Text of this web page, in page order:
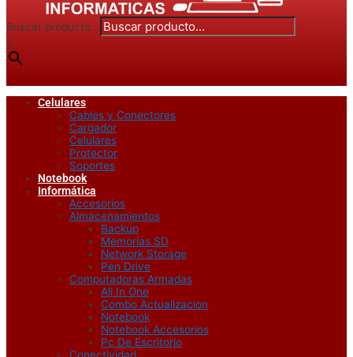
Buscar producto...
×
Celulares
Cables y Conectores
Cargador
Celulares
Protector
Soportes
Notebook
Informática
Accesorios
Almacenamientos
Backup
Memorias SD
Network Storage
Pen Drive
Computadoras Armadas
All In One
Combo Actualizacion
Notebook
Notebook Accesorios
Pc De Escritorio